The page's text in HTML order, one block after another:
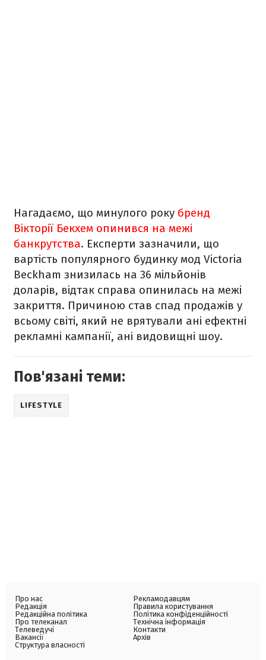
Нагадаємо, що минулого року бренд
Вікторії Бекхем опинився на межі
банкрутства. Експерти зазначили, що
вартість популярного будинку мод Victoria
Beckham знизилась на 36 мільйонів
доларів, відтак справа опинилась на межі
закриття. Причиною став спад продажів у
всьому світі, який не врятували ані ефектні
рекламні кампанії, ані видовищні шоу.
Пов'язані теми:
LIFESTYLE
Про нас
Редакція
Редакційна політика
Про телеканал
Телеведучі
Вакансії
Структура власності
Рекламодавцям
Правила користування
Політика конфіденційності
Технічна інформація
Контакти
Архів